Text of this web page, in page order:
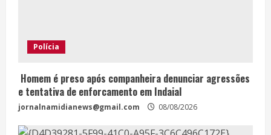
Polícia
Homem é preso após companheira denunciar agressões
e tentativa de enforcamento em Indaial
jornalnamidianews@gmail.com 08/08/2026